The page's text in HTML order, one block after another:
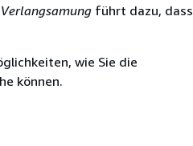
führt dazu, dass
wie Sie die
können.